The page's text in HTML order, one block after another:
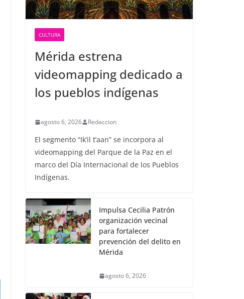
CULTURA
Mérida estrena
videomapping dedicado a
los pueblos indígenas
agosto 6, 2026 Redaccion
El segmento “Ik’il t’aan” se incorpora al
videomapping del Parque de la Paz en el
marco del Día Internacional de los Pueblos
Indígenas.
Impulsa Cecilia Patrón
organización vecinal
para fortalecer
prevención del delito en
Mérida
agosto 6, 2026